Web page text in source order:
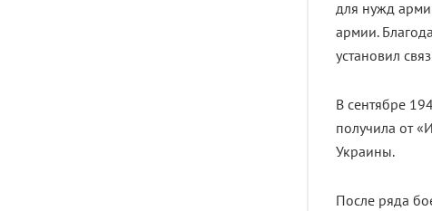
для нужд
армии.
установил
В сентябре
получила от
Украины.
После ряда